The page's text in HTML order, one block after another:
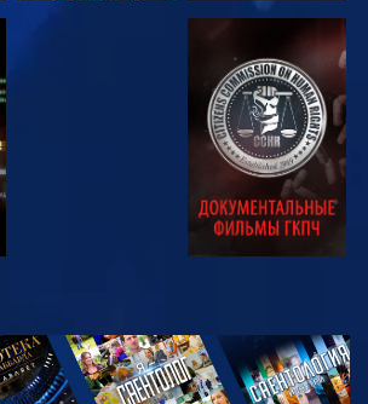
СМОТРЕТЬ
СМОТРЕТЬ
ПЕРЕДАЧИ